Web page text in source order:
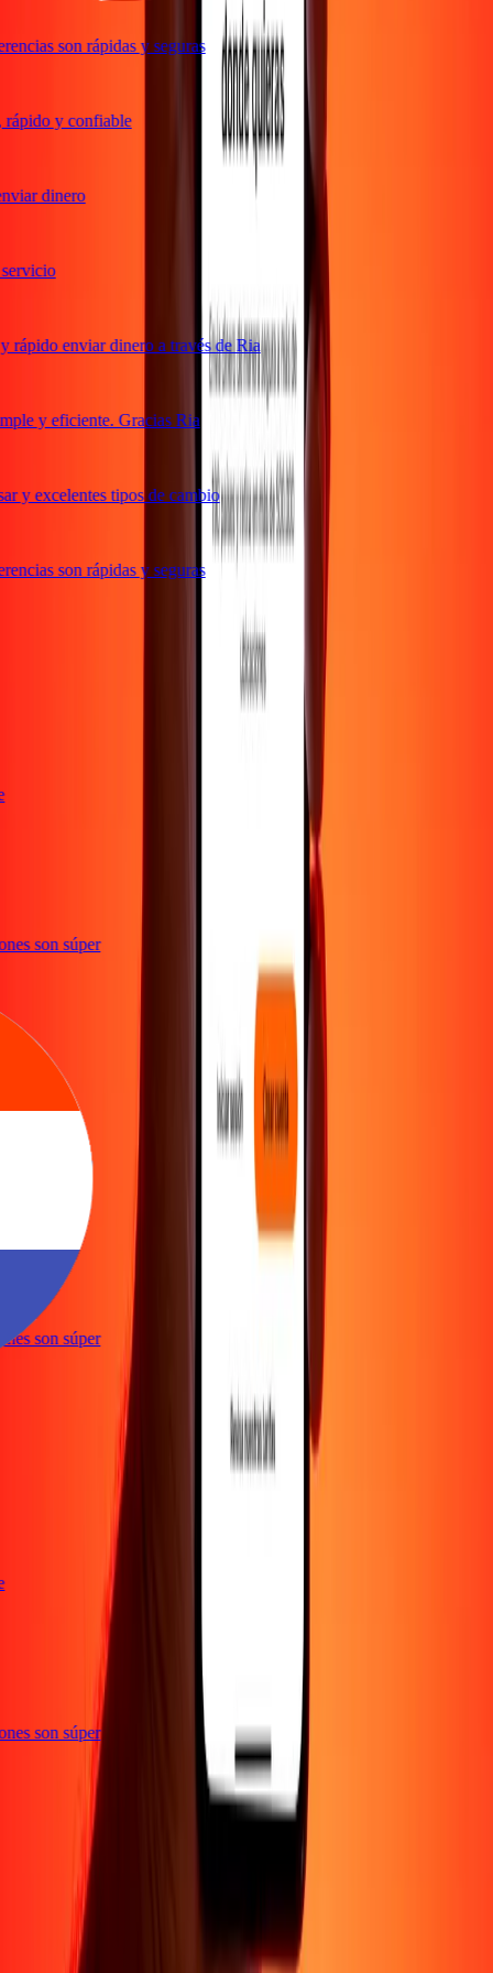
son rápidas y seguras
y confiable
dinero
enviar dinero a través de Ria
y eficiente. Gracias Ria
y excelentes tipos de cambio
son rápidas y seguras
son súper
son súper
son súper
Blog Corporativo